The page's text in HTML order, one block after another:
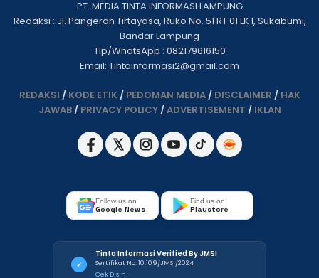
PT. MEDIA TINTA INFORMASI LAMPUNG
Redaksi : Jl. Pangeran Tirtayasa, Ruko No. 51 RT 01 LK I, Sukabumi,
Bandar Lampung
Tlp/WhatsApp : 082179616150
Email: Tintainformasi2@gmail.com
REDAKSI / KODE ETIK / PEDOMAN MEDIA/ DISCLAIMER / HAK
JAWAB/ PRIVACY POLICY/ADVERTISEMENT / IKLAN
Follow us on
Google News
Find us on
Playstore
✓
Tinta Informasi Verified By JMSI
Sertifikat No: 10.109/JMSI/2024
Cek Disini